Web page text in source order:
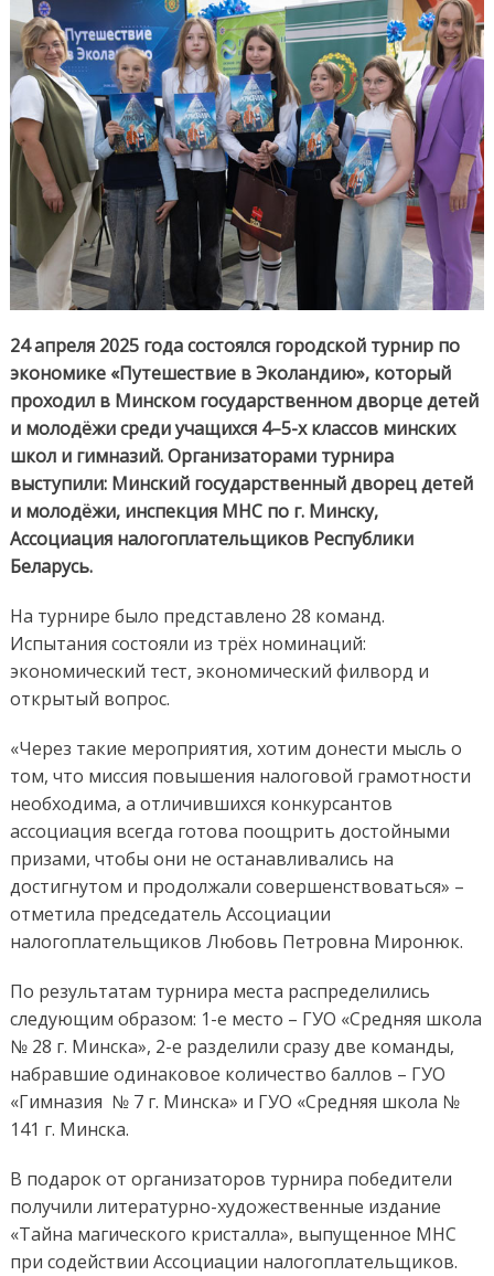
24 апреля 2025 года состоялся городской турнир по
экономике «Путешествие в Эколандию», который
проходил в Минском государственном дворце детей
и молодёжи среди учащихся 4–5-х классов минских
школ и гимназий. Организаторами турнира
выступили: Минский государственный дворец детей
и молодёжи, инспекция МНС по г. Минску,
Ассоциация налогоплательщиков Республики
Беларусь.
На турнире было представлено 28 команд.
Испытания состояли из трёх номинаций:
экономический тест, экономический филворд и
открытый вопрос.
«Через такие мероприятия, хотим донести мысль о
том, что миссия повышения налоговой грамотности
необходима, а отличившихся конкурсантов
ассоциация всегда готова поощрить достойными
призами, чтобы они не останавливались на
достигнутом и продолжали совершенствоваться» –
отметила председатель Ассоциации
налогоплательщиков Любовь Петровна Миронюк.
По результатам турнира места распределились
следующим образом: 1-е место – ГУО «Средняя школа
№ 28 г. Минска», 2-е разделили сразу две команды,
набравшие одинаковое количество баллов – ГУО
«Гимназия № 7 г. Минска» и ГУО «Средняя школа №
141 г. Минска.
В подарок от организаторов турнира победители
получили литературно-художественные издание
«Тайна магического кристалла», выпущенное МНС
при содействии Ассоциации налогоплательщиков.